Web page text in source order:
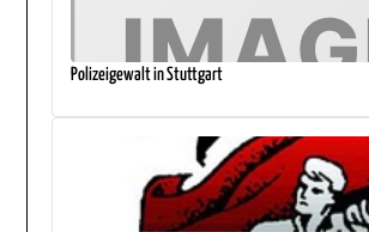
Polizeigewalt in Stuttgart